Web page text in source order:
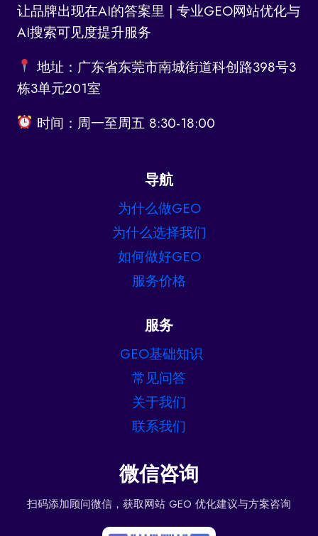
让品牌出现在AI的答案里 | 专业GEO网站优化与
AI搜索可见度提升服务
地址：广东省东莞市南城街道科创路398号3
栋3单元201室
时间：周一至周五 8:30-18:00
导航
为什么做GEO
为什么选择我们
如何做好GEO
服务价格
服务
GEO基础知识
常见问答
关于我们
联系我们
微信咨询
扫码添加顾问微信，获取网站 GEO 优化建议与方案咨询